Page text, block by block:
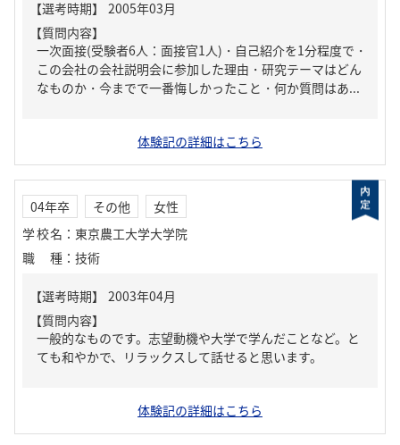
【質問内容】
一次面接(受験者6人：面接官1人)・自己紹介を1分程度で・
この会社の会社説明会に参加した理由・研究テーマはどん
なものか・今までで一番悔しかったこと・何か質問はあ...
体験記の詳細はこちら
04年卒 その他
女性
学校名 ： 東京農工大学大学院
職種 ： 技術
【質問内容】
一般的なものです。志望動機や大学で学んだことなど。と
ても和やかで、リラックスして話せると思います。
体験記の詳細はこちら